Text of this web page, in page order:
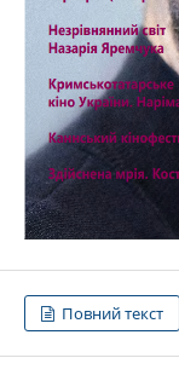
Повний текст